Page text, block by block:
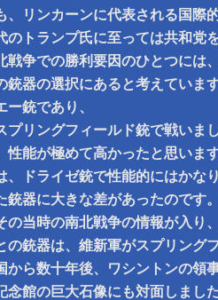
、リンカーンに代表される国際
のトランプ氏に至っては共和党
戦争での勝利要因のひとつには
銃器の選択にあると考えていま
ー銃であり、
プリングフィールド銃で戦いま
性能が極めて高かったと思いま
、ドライゼ銃で性能的にはかな
銃器に大きな差があったのです
の当時の南北戦争の情報が入り
の銃器は、維新軍がスプリング
から数十年後、ワシントンの領
念館の巨大石像にも対面しまし